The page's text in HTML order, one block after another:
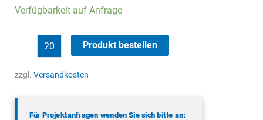
Verfügbarkeit auf Anfrage
0128
Produkt bestellen
zzgl. Versandkosten
Für Projektanfragen wenden Sie sich bitte an: